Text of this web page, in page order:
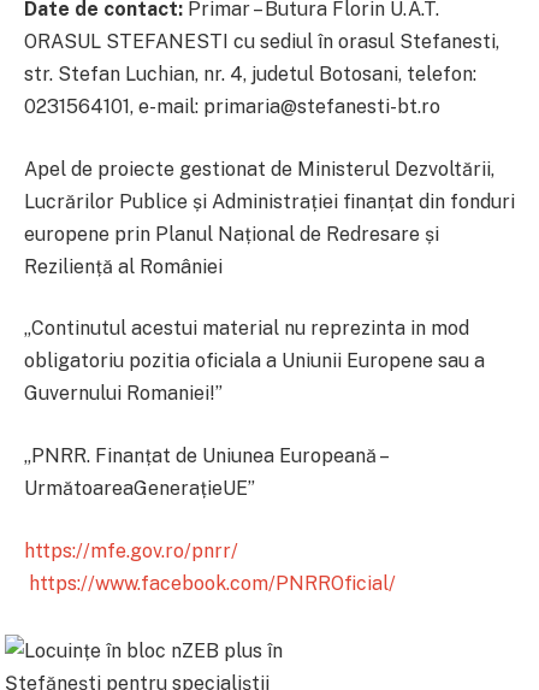
Date de contact: Primar – Butura Florin U.A.T.
ORASUL STEFANESTI cu sediul în orasul Stefanesti,
str. Stefan Luchian, nr. 4, judetul Botosani, telefon:
0231564101, e-mail: primaria@stefanesti-bt.ro
Apel de proiecte gestionat de Ministerul Dezvoltării,
Lucrărilor Publice și Administrației finanțat din fonduri
europene prin Planul Național de Redresare și
Reziliență al României
„Continutul acestui material nu reprezinta in mod
obligatoriu pozitia oficiala a Uniunii Europene sau a
Guvernului Romaniei!”
„PNRR. Finanțat de Uniunea Europeană –
UrmătoareaGenerațieUE”
https://mfe.gov.ro/pnrr/
https://www.facebook.com/PNRROficial/